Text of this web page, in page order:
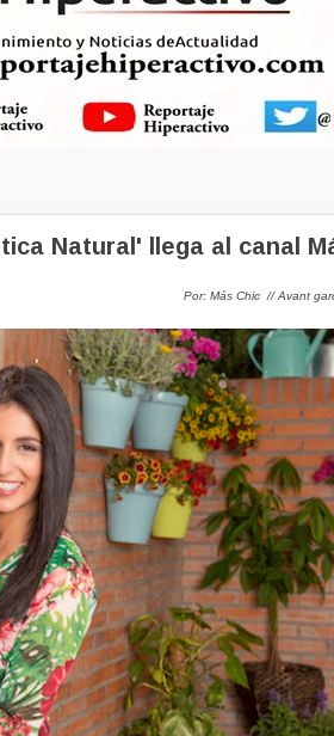
Natural' llega al canal
Por: Más Chic // Avant